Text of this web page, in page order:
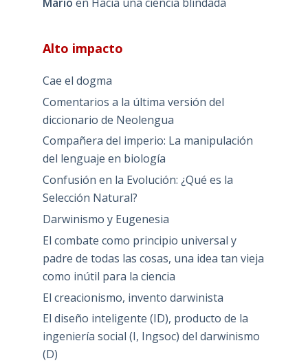
Alto impacto
Cae el dogma
Comentarios a la última versión del
diccionario de Neolengua
Compañera del imperio: La manipulación
del lenguaje en biología
Confusión en la Evolución: ¿Qué es la
Selección Natural?
Darwinismo y Eugenesia
El combate como principio universal y
padre de todas las cosas, una idea tan vieja
como inútil para la ciencia
El creacionismo, invento darwinista
El diseño inteligente (ID), producto de la
ingeniería social (I, Ingsoc) del darwinismo
(D)